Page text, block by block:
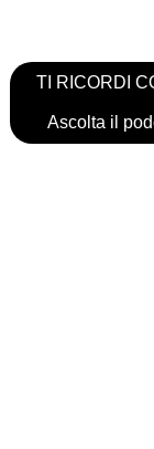
TI RICORDI
Ascolta il